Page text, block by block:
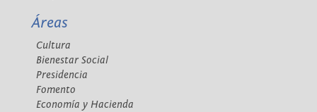
Áreas
Cultura
Bienestar Social
Presidencia
Fomento
Economía y Hacienda